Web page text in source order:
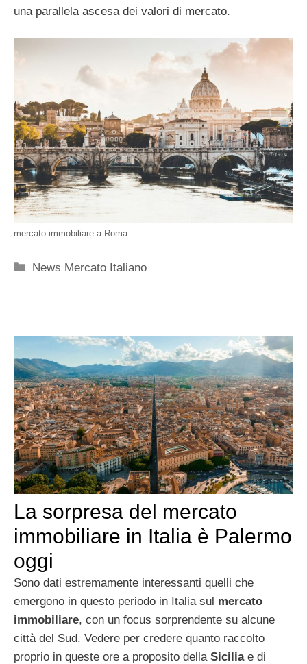
una parallela ascesa dei valori di mercato.
mercato immobiliare a Roma
Categorie
News Mercato Italiano
La sorpresa del mercato
immobiliare in Italia è Palermo
oggi
Sono dati estremamente interessanti quelli che
emergono in questo periodo in Italia sul mercato
immobiliare, con un focus sorprendente su alcune
città del Sud. Vedere per credere quanto raccolto
proprio in queste ore a proposito della Siciliae di